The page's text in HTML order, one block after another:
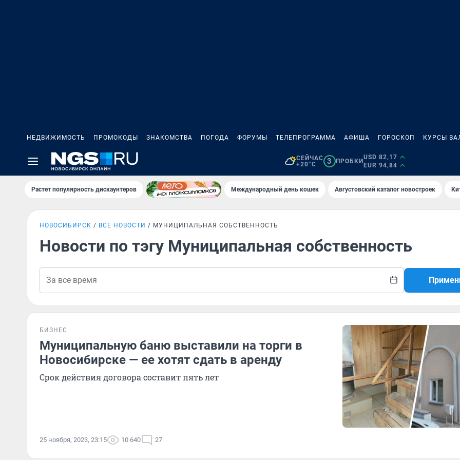
НЕДВИЖИМОСТЬ ПРОМОКОДЫ ЗНАКОМСТВА ПОГОДА ФОРУМЫ ТЕЛЕПРОГРАММА АФИША ГОРОСКОП КУРСЫ
СЕЙЧАС
+20°C
3 ПРОБКИ
USD 82,17
EUR 94,84
Растет популярность дискаунтеров Международный день кошек Августовский каталог новостроек
НОВОСИБИРСК ВСЕ НОВОСТИ МУНИЦИПАЛЬНАЯ СОБСТВЕННОСТЬ
Новости по тэгу Муниципальная собственность
БИЗНЕС
Муниципальную баню выставили на торги в
Новосибирске — ее хотят сдать в аренду
Срок действия договора составит пять лет
25 ноября, 2023, 23:15 10 640 27